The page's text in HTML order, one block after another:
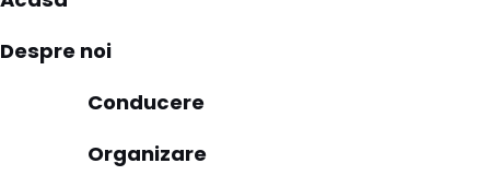
Despre noi
Conducere
Organizare